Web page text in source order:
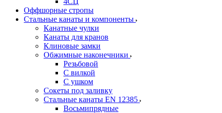
Оффшорные стропы
Стальные канаты и компоненты
Канатные чулки
Канаты для кранов
Клиновые замки
Обжимные наконечники
Резьбовой
С вилкой
С ушком
Сокеты под заливку
Стальные канаты EN 12385
Восьмипрядные